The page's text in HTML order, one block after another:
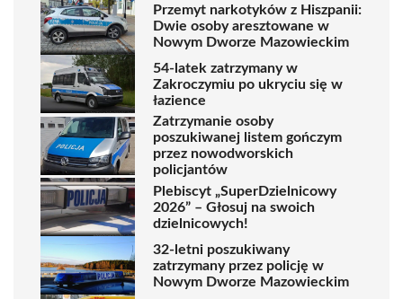
Przemyt narkotyków z Hiszpanii:
Dwie osoby aresztowane w
Nowym Dworze Mazowieckim
54-latek zatrzymany w
Zakroczymiu po ukryciu się w
łazience
Zatrzymanie osoby
poszukiwanej listem gończym
przez nowodworskich
policjantów
Plebiscyt „SuperDzielnicowy
2026” – Głosuj na swoich
dzielnicowych!
32-letni poszukiwany
zatrzymany przez policję w
Nowym Dworze Mazowieckim